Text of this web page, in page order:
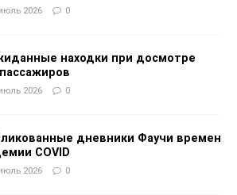
2026 0
находки при досмотре
2026 0
дневники Фаучи времен
COVID
2026 0